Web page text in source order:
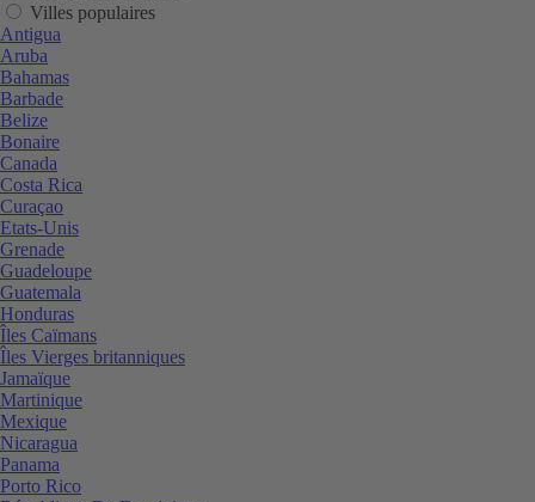
Villes populaires
Antigua
Aruba
Bahamas
Barbade
Belize
Bonaire
Canada
Costa Rica
Curaçao
Etats-Unis
Grenade
Guadeloupe
Guatemala
Honduras
Îles Caïmans
Îles Vierges britanniques
Jamaïque
Martinique
Mexique
Nicaragua
Panama
Porto Rico